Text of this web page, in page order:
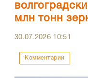
млн тонн
30.07.2026 10:51
Комментарии